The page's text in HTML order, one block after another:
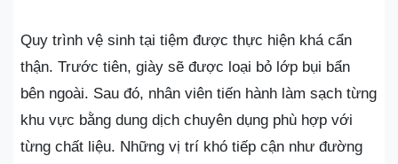
Quy trình vệ sinh tại tiệm được thực hiện khá cẩn
thận. Trước tiên, giày sẽ được loại bỏ lớp bụi bẩn
bên ngoài. Sau đó, nhân viên tiến hành làm sạch từng
khu vực bằng dung dịch chuyên dụng phù hợp với
từng chất liệu. Những vị trí khó tiếp cận như đường